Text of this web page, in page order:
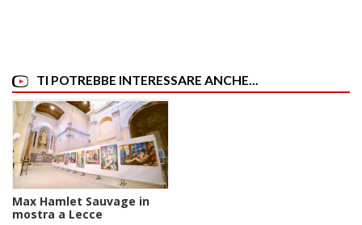
TI POTREBBE INTERESSARE ANCHE...
Max Hamlet Sauvage in
mostra a Lecce